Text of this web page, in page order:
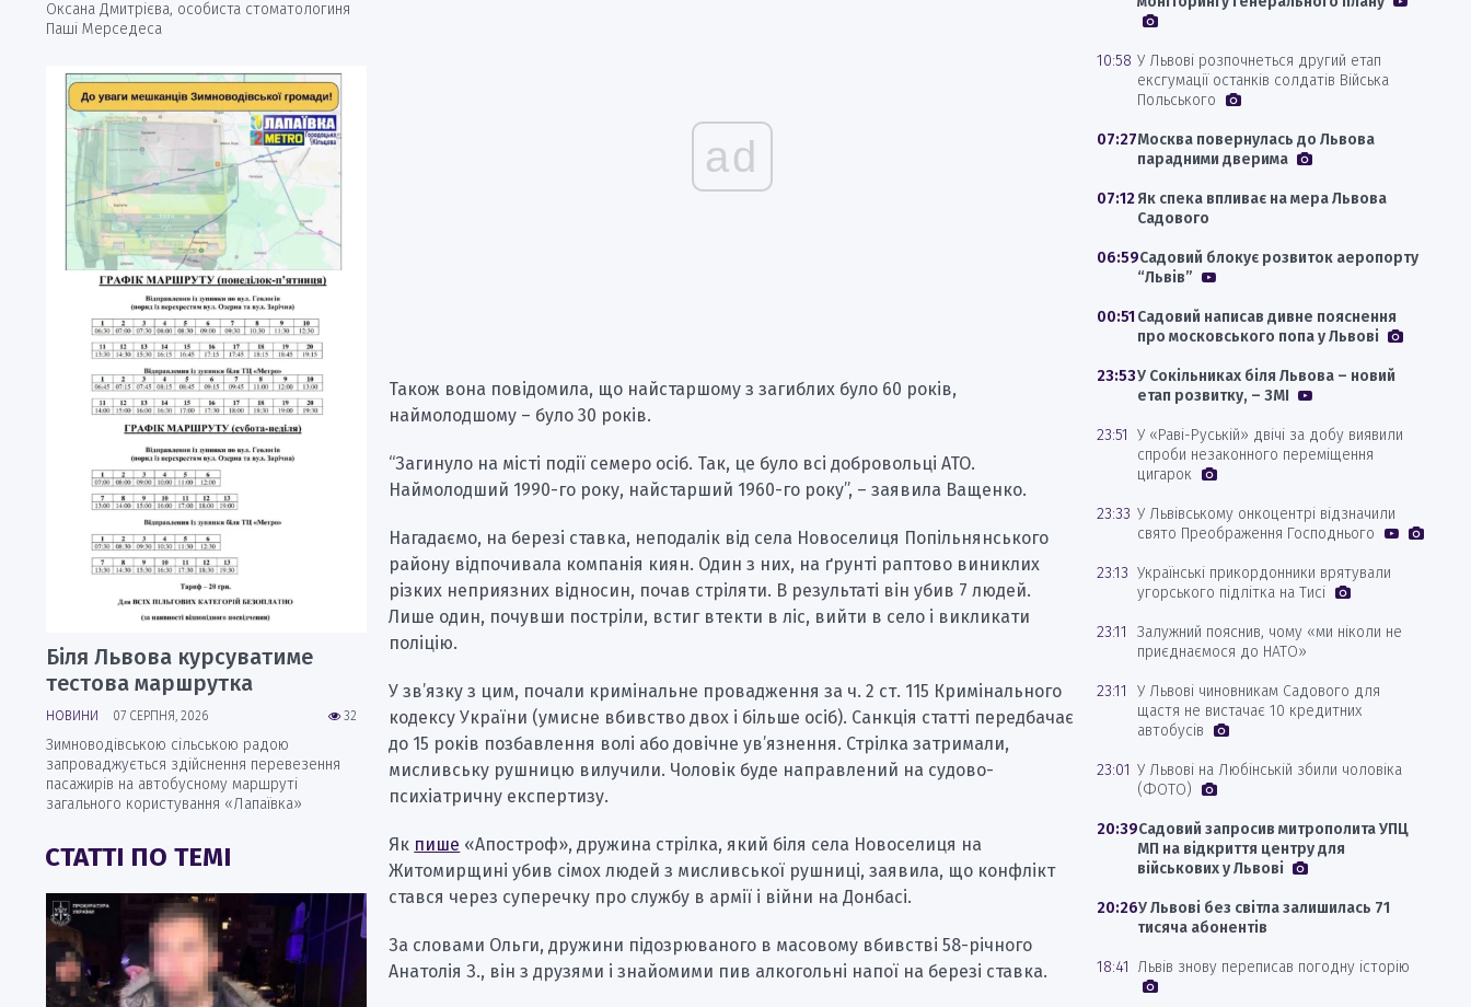
ad
Також вона повідомила, що найстаршому з загиблих було 60 років,
наймолодшому – було 30 років.
“Загинуло на місті події семеро осіб. Так, це було всі добровольці АТО.
Наймолодший 1990-го року, найстарший 1960-го року”, – заявила Ващенко.
Нагадаємо, на березі ставка, неподалік від села Новоселиця Попільнянського
району відпочивала компанія киян. Один з них, на ґрунті раптово виниклих
різких неприязних відносин, почав стріляти. В результаті він убив 7 людей.
Лише один, почувши постріли, встиг втекти в ліс, вийти в село і викликати
поліцію.
У зв’язку з цим, почали кримінальне провадження за ч. 2 ст. 115 Кримінального
кодексу України (умисне вбивство двох і більше осіб). Санкція статті передбачає
до 15 років позбавлення волі або довічне ув’язнення. Стрілка затримали,
мисливську рушницю вилучили. Чоловік буде направлений на судово-
психіатричну експертизу.
Як пише «Апостроф», дружина стрілка, який біля села Новоселиця на
Житомирщині убив сімох людей з мисливської рушниці, заявила, що конфлікт
стався через суперечку про службу в армії і війни на Донбасі.
За словами Ольги, дружини підозрюваного в масовому вбивстві 58-річного
Анатолія З., він з друзями і знайомими пив алкогольні напої на березі ставка.
Оксана Дмитрієва, особиста стоматологиня
Паші Мерседеса
Біля Львова курсуватиме
тестова маршрутка
32
НОВИНИ 07 СЕРПНЯ, 2026
Зимноводівською сільською радою
запроваджується здійснення перевезення
пасажирів на автобусному маршруті
загального користування «Лапаївка»
СТАТТІ ПО ТЕМІ
10:58 У Львові розпочнеться другий етап
ексгумації останків солдатів Війська
Польського
07:27Москва повернулась до Львова
парадними дверима
07:12Як спека впливає на мера Львова
Садового
06:59Садовий блокує розвиток аеропорту
“Львів”
00:51 Садовий написав дивне пояснення
про московського попа у Львові
23:53У Сокільниках біля Львова – новий
етап розвитку, – ЗМІ
23:51 У «Раві-Руській» двічі за добу виявили
спроби незаконного переміщення
цигарок
23:33 У Львівському онкоцентрі відзначили
свято Преображення Господнього
23:13 Українські прикордонники врятували
угорського підлітка на Тисі
23:11
Залужний пояснив, чому «ми ніколи не
приєднаємося до НАТО»
23:11
У Львові чиновникам Садового для
щастя не вистачає 10 кредитних
автобусів
23:01 У Львові на Любінській збили чоловіка
(ФОТО)
20:39Садовий запросив митрополита УПЦ
МП на відкриття центру для
військових у Львові
20:26У Львові без світла залишилась 71
тисяча абонентів
18:41 Львів знову переписав погодну історію